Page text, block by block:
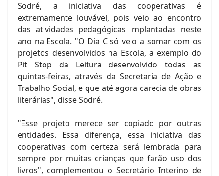
Sodré, a iniciativa das cooperativas é
extremamente louvável, pois veio ao encontro
das atividades pedagógicas implantadas neste
ano na Escola. "O Dia C só veio a somar com os
projetos desenvolvidos na Escola, a exemplo do
Pit Stop da Leitura desenvolvido todas as
quintas-feiras, através da Secretaria de Ação e
Trabalho Social, e que até agora carecia de obras
literárias", disse Sodré.
"Esse projeto merece ser copiado por outras
entidades. Essa diferença, essa iniciativa das
cooperativas com certeza será lembrada para
sempre por muitas crianças que farão uso dos
livros", complementou o Secretário Interino de